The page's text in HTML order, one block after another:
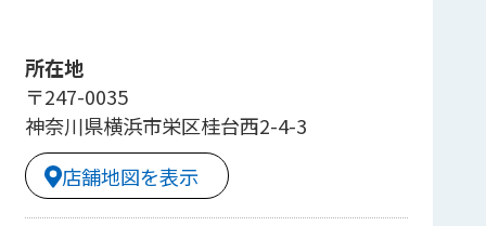
所在地
〒247-0035
神奈川県横浜市栄区桂台西2-4-3
店舗地図を表示